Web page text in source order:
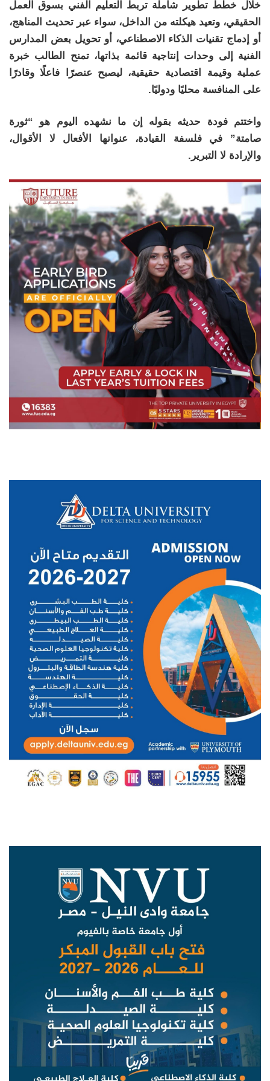
خلال خطط تطوير شاملة تربط التعليم الفني بسوق العمل
الحقيقي، وتعيد هيكلته من الداخل، سواء عبر تحديث المناهج،
أو إدماج تقنيات الذكاء الاصطناعي، أو تحويل بعض المدارس
الفنية إلى وحدات إنتاجية قائمة بذاتها، تمنح الطالب خبرة
عملية وقيمة اقتصادية حقيقية، ليصبح عنصرًا فاعلًا وقادرًا
على المنافسة محليًا ودوليًا.
واختتم فودة حديثه بقوله إن ما نشهده اليوم هو “ثورة
صامتة” في فلسفة القيادة، عنوانها الأفعال لا الأقوال،
والإرادة لا التبرير.